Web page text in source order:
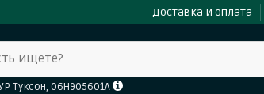
Доставка и оплата
ищете?
Туксон, 06H905601A